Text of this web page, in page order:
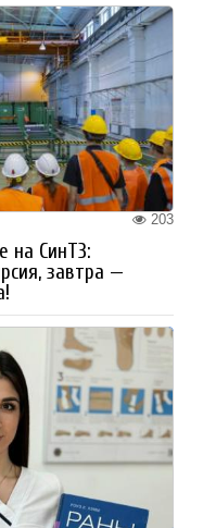
203
на СинТЗ:
завтра —